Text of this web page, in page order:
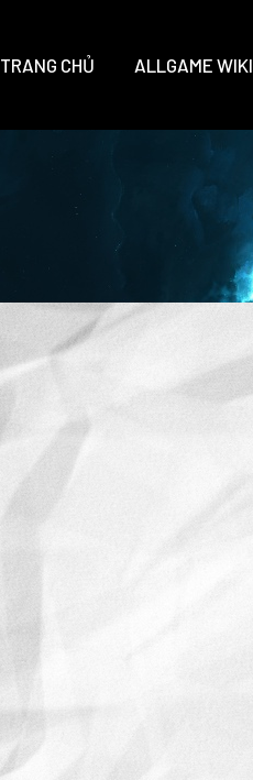
TRANG CHỦ ALLGAME WIKI